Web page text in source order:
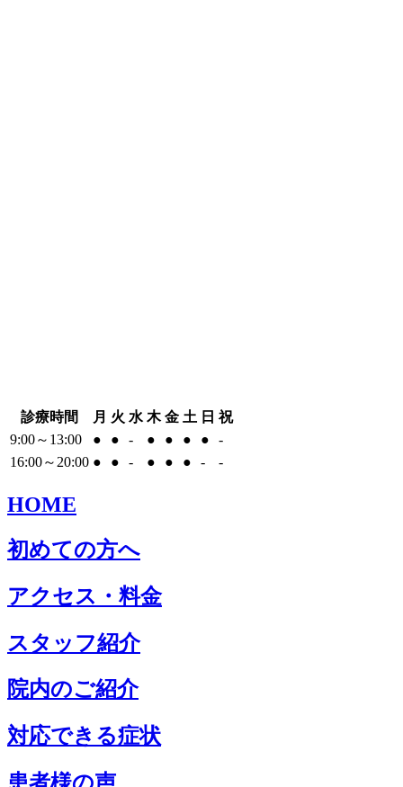
診療時間 月 火 水 木 金 土 日 祝
9:00～13:00
● ● - ● ● ● ●
-
16:00～20:00 ● ● - ● ● ● - -
HOME
初めての方へ
アクセス・料金
スタッフ紹介
院内のご紹介
対応できる症状